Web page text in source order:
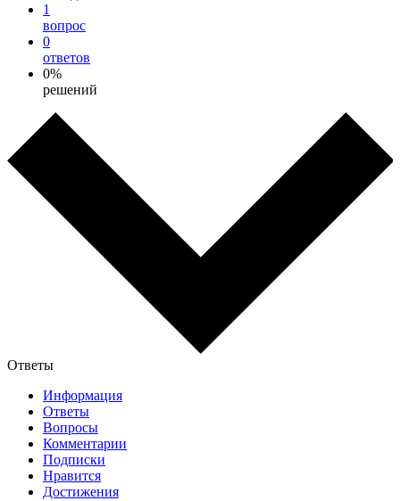
1
вопрос
0
ответов
0%
решений
Ответы
Информация
Ответы
Вопросы
Комментарии
Подписки
Нравится
Достижения